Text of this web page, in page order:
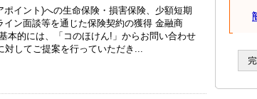
イント)への生命保険・損害保険、少額短期
ン面談等を通じた保険契約の獲得 金融商
本的には、「コのほけん!」からお問い合わせ
対してご提案を行っていただき...